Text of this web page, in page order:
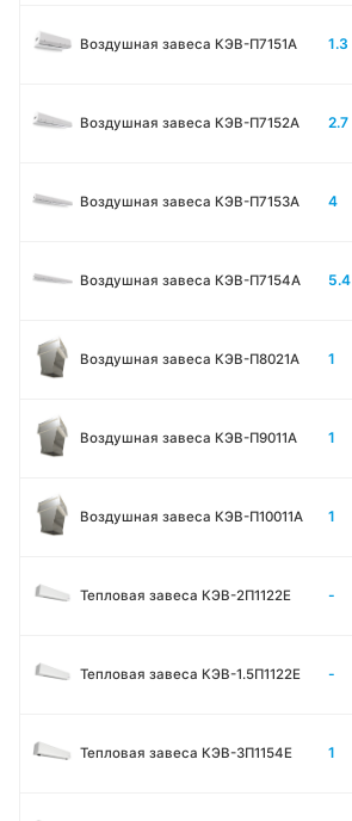
Воздушная завеса КЭВ-П7151A 1.3
Воздушная завеса КЭВ-П7152A 2.7
Воздушная завеса КЭВ-П7153A 4
Воздушная завеса КЭВ-П7154A 5.4
Воздушная завеса КЭВ-П8021A 1
Воздушная завеса КЭВ-П9011A 1
Воздушная завеса КЭВ-П10011A 1
Тепловая завеса КЭВ-2П1122E -
Тепловая завеса КЭВ-1.5П1122E -
Тепловая завеса КЭВ-3П1154E 1